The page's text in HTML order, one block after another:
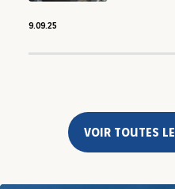
9.09.25
VOIR TOUTES